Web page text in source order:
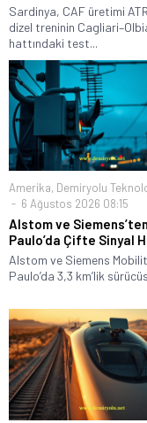
Sardinya, CAF üretimi
dizel treninin
hattındaki test...
Amerika, Demiryolu
6 Ağustos 2026 08:15
Alstom ve
Paulo’da Çifte Sinyal
Alstom ve Siemens
Paulo’da 3,3 km’lik